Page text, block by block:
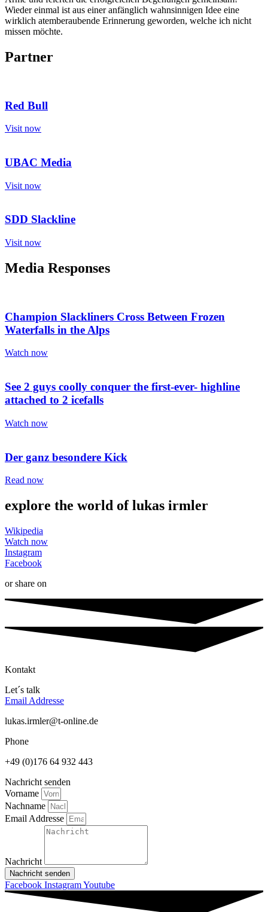
Wieder einmal ist aus einer anfänglich wahnsinnigen Idee eine
wirklich atemberaubende Erinnerung geworden, welche ich nicht
missen möchte.
Partner
Red Bull
Visit now
UBAC Media
Visit now
SDD Slackline
Visit now
Media Responses
Champion Slackliners Cross Between Frozen
Waterfalls in the Alps
Watch now
See 2 guys coolly conquer the first-ever- highline
attached to 2 icefalls
Watch now
Der ganz besondere Kick
Read now
explore the world of lukas irmler
Wikipedia
Watch now
Instagram
Facebook
or share on
Kontakt
Let´s talk
Email Addresse
lukas.irmler@t-online.de
Phone
+49 (0)176 64 932 443
Nachricht senden
Vorname
Nachname
Email Addresse
Nachricht
Nachricht senden
Facebook InstagramYoutube